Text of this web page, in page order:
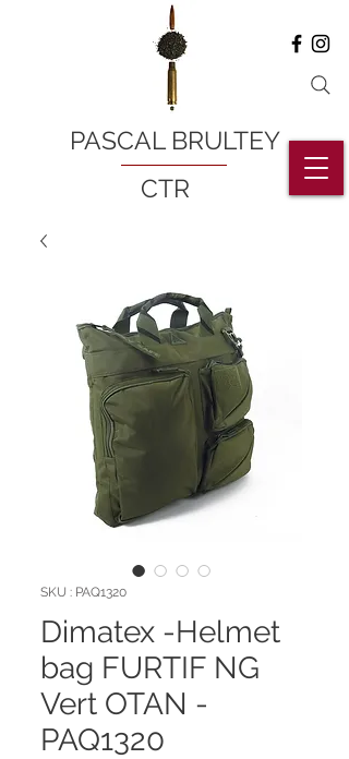
PASCAL BRULTEY
CTR
SKU : PAQ1320
Dimatex -Helmet
bag FURTIF NG
Vert OTAN -
PAQ1320